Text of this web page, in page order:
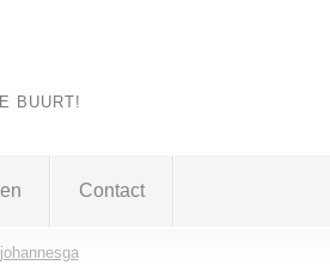
BUURT!
Contact